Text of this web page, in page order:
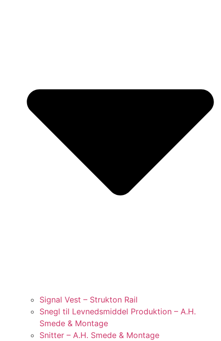
Signal Vest – Strukton Rail
Snegl til Levnedsmiddel Produktion – A.H.
Smede & Montage
Snitter – A.H. Smede & Montage